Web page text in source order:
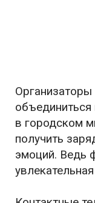
в городском
получить
эмоций. Ведь